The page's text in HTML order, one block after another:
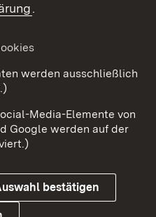
Kontakt
Datenschutz
.
werden ausschließlich
Media-Elemente von
Google werden auf der
bestätigen